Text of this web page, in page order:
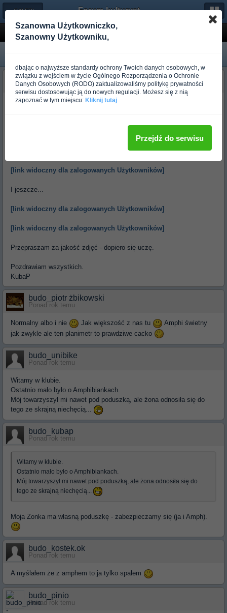
← GALERIA BRONI Forum-kulturystyka.pl
MT Amphibian
budo_kubap
Ponad rok temu
Chodzę z nim, śpię, jem...
[link widoczny dla zalogowanych Użytkowników]
I jeszcze...
[link widoczny dla zalogowanych Użytkowników]
[link widoczny dla zalogowanych Użytkowników]
Przepraszam za jakość zdjęć - dopiero się uczę.
Pozdrawiam wszystkich.
KubaP
budo_piotr żbikowski
Ponad rok temu
Normalny albo i nie Jak większość z nas tu
Amphi świetny
jak zwykle ale ten planimetr to prawdziwe cacko
budo_unibike
Ponad rok temu
Witamy w klubie.
Ostatnio mało było o Amphibiankach.
Mój towarzyszył mi nawet pod poduszką, ale żona odnosiła się do
tego ze skrajną niechęcią...
budo_kubap
Ponad rok temu
Witamy w klubie.
Ostatnio mało było o Amphibiankach.
Mój towarzyszył mi nawet pod poduszką, ale żona odnosiła się do
tego ze skrajną niechęcią...
Moja Zonka ma własną poduszkę - zabezpieczamy się (ja i Amph).
budo_kostek.ok
Ponad rok temu
A myślałem że z amphem to ja tylko spałem
budo_pinio
Ponad rok temu
Szanowna Użytkowniczko,
Szanowny Użytkowniku,
dbając o najwyższe standardy ochrony Twoich danych osobowych, w
związku z wejściem w życie Ogólnego Rozporządzenia o Ochronie
Danych Osobowych (RODO) zaktualizowaliśmy politykę prywatności
serwisu dostosowując ją do nowych regulacji. Możesz się z nią
zapoznać w tym miejscu: Kliknij tutaj
Przejdź do serwisu